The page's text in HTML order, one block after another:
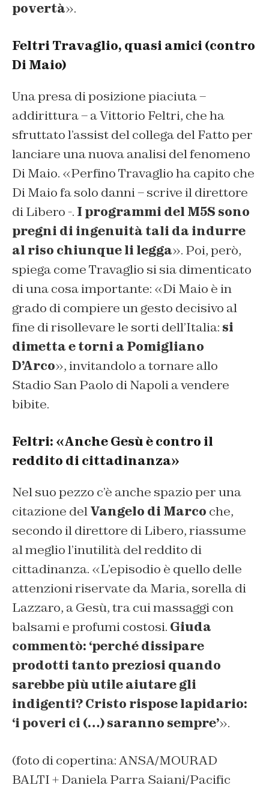
povertà».
Feltri Travaglio, quasi amici (contro
Di Maio)
Una presa di posizione piaciuta –
addirittura – a Vittorio Feltri, che ha
sfruttato l’assist del collega del Fatto per
lanciare una nuova analisi del fenomeno
Di Maio. «Perfino Travaglio ha capito che
Di Maio fa solo danni – scrive il direttore
di Libero -. I programmi del M5S sono
pregni di ingenuità tali da indurre
al riso chiunque li legga». Poi, però,
spiega come Travaglio si sia dimenticato
di una cosa importante: «Di Maio è in
grado di compiere un gesto decisivo al
fine di risollevare le sorti dell’Italia: si
dimetta e torni a Pomigliano
D’Arco», invitandolo a tornare allo
Stadio San Paolo di Napoli a vendere
bibite.
Feltri: «Anche Gesù è contro il
reddito di cittadinanza»
Nel suo pezzo c’è anche spazio per una
citazione delVangelo di Marco che,
secondo il direttore di Libero, riassume
al meglio l’inutilità del reddito di
cittadinanza. «L’episodio è quello delle
attenzioni riservate da Maria, sorella di
Lazzaro, a Gesù, tra cui massaggi con
balsami e profumi costosi. Giuda
commentò: ‘perché dissipare
prodotti tanto preziosi quando
sarebbe più utile aiutare gli
indigenti? Cristo rispose lapidario:
‘i poveri ci (…) saranno sempre’».
(foto di copertina: ANSA/MOURAD
BALTI + Daniela Parra Saiani/Pacific